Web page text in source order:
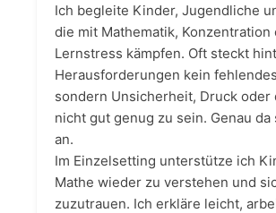
Ich begleite Kinder, Jugendliche
die mit Mathematik, Konzentration
Lernstress kämpfen. Oft steckt
Herausforderungen kein
sondern Unsicherheit, Druck oder
nicht gut genug zu sein. Genau da
an.
Im Einzelsetting unterstütze ich
Mathe wieder zu verstehen und
zuzutrauen. Ich erkläre leicht,